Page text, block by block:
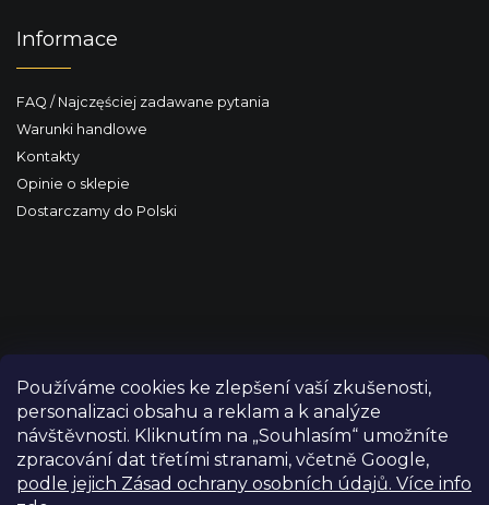
Používáme cookies ke zlepšení vaší zkušenosti,
personalizaci obsahu a reklam a k analýze
návštěvnosti. Kliknutím na „Souhlasím“ umožníte
zpracování dat třetími stranami, včetně Google,
podle jejich Zásad ochrany osobních údajů. Více info
Informace
FAQ / Najczęściej zadawane pytania
Warunki handlowe
Kontakty
Opinie o sklepie
Dostarczamy do Polski